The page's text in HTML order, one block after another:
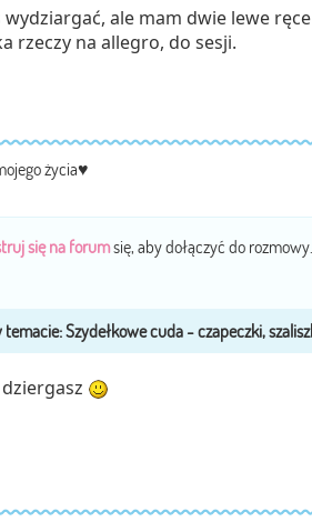
wydziargać, ale mam dwie lewe ręce
rzeczy na allegro, do sesji.
życia♥
się na forumsię, aby dołączyć do rozmowy.